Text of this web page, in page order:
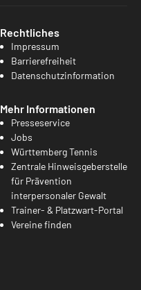
Rechtliches
Impressum
Barrierefreiheit
Datenschutzinformation
Mehr Informationen
Presseservice
Jobs
Württemberg Tennis
Zentrale Hinweisgeberstelle
für Prävention
interpersonaler Gewalt
Trainer- & Platzwart-Portal
Vereine finden